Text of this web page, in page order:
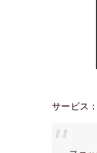
サービス：